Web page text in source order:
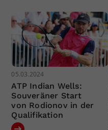
05.03.2024
ATP Indian Wells:
Souveräner Start
von Rodionov in der
Qualifikation